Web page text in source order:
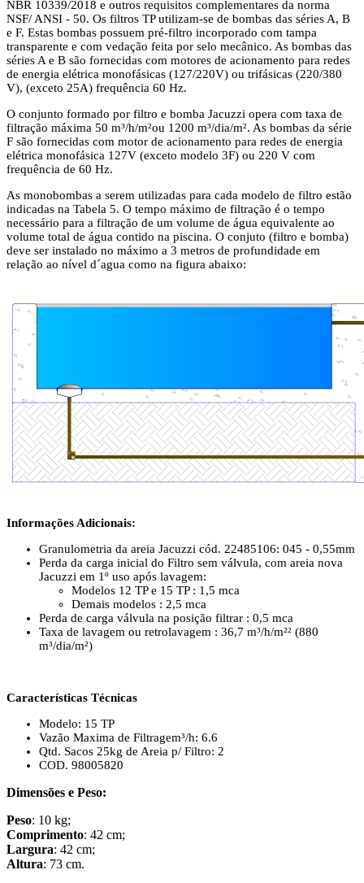
NBR 10339/2018 e outros requisitos complementares da norma
NSF/ ANSI - 50. Os filtros TP utilizam-se de bombas das séries A, B
e F. Estas bombas possuem pré-filtro incorporado com tampa
transparente e com vedação feita por selo mecânico. As bombas das
séries A e B são fornecidas com motores de acionamento para redes
de energia elétrica monofásicas (127/220V) ou trifásicas (220/380
V), (exceto 25A) frequência 60 Hz.
O conjunto formado por filtro e bomba Jacuzzi opera com taxa de
filtração máxima 50 m³/h/m²ou 1200 m³/dia/m². As bombas da série
F são fornecidas com motor de acionamento para redes de energia
elétrica monofásica 127V (exceto modelo 3F) ou 220 V com
frequência de 60 Hz.
As monobombas a serem utilizadas para cada modelo de filtro estão
indicadas na Tabela 5. O tempo máximo de filtração é o tempo
necessário para a filtração de um volume de água equivalente ao
volume total de água contido na piscina. O conjuto (filtro e bomba)
deve ser instalado no máximo a 3 metros de profundidade em
relação ao nível d´agua como na figura abaixo:
Informações Adicionais:
Granulometria da areia Jacuzzi cód. 22485106: 045 - 0,55mm
Perda da carga inicial do Filtro sem válvula, com areia nova
Jacuzzi em 1º uso após lavagem:
Modelos 12 TP e 15 TP : 1,5 mca
Demais modelos : 2,5 mca
Perda de carga válvula na posição filtrar : 0,5 mca
Taxa de lavagem ou retrolavagem : 36,7 m³/h/m²² (880
m³/dia/m²)
Características Técnicas
Modelo: 15 TP
Vazão Maxima de Filtragem³/h: 6.6
Qtd. Sacos 25kg de Areia p/ Filtro: 2
COD. 98005820
Dimensões e Peso:
Peso: 10 kg;
Comprimento: 42 cm;
Largura: 42 cm;
Altura: 73 cm.